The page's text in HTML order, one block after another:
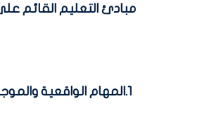
مبادئ التعليم القائم
1.المهام الواقعية والموجهة: